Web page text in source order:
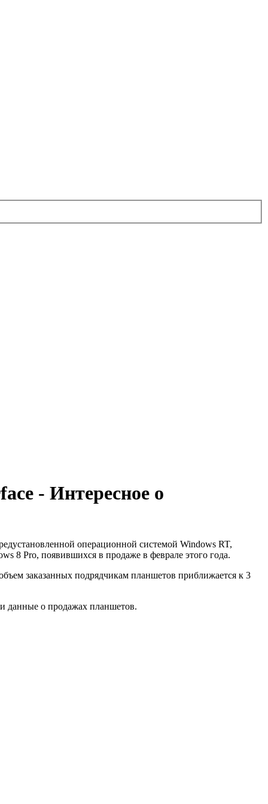
- Интересное о
операционной системой Windows RT,
8 Pro, появившихся в продаже в феврале этого года.
заказанных подрядчикам планшетов приближается к 3
данные о продажах планшетов.